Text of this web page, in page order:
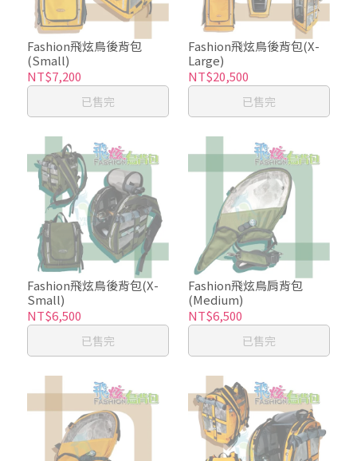
Fashion飛炫鳥後背包
(Small)
NT$7,200
已售完
Fashion飛炫鳥後背包(X-
Large)
NT$20,500
已售完
Fashion飛炫鳥後背包(X-
Small)
NT$6,500
已售完
Fashion飛炫鳥肩背包
(Medium)
NT$6,500
已售完